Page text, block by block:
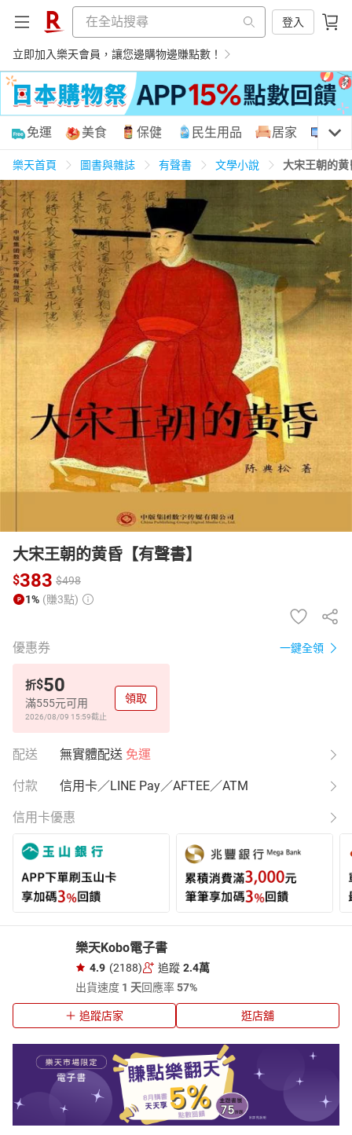
登入
立即加入樂天會員，讓您邊購物邊賺點數！
購物網分類
天天免運 美食蛋糕 養生保健 民生用品
居家生活 3C家電 運動休閒 親子玩具
男裝 化妝保養 情趣用品
日本購物 電子/紙本書
HOT
免運 美食 保健 民生用品 居家 3C
樂天首頁 圖書與雜誌 有聲書 文學小說 大宋王朝的
大宋王朝的黄昏【有聲書】
$383 $498
1% (賺3點)
優惠券 一鍵全領
折$50
滿555元可用
2026/08/09 15:59截止
領取
配送 無實體配送 免運
付款 信用卡／LINE Pay／AFTEE／ATM
信用卡優惠
樂天Kobo電子書
4.9 (2188) 追蹤 2.4萬
出貨速度 1 天回應率57%
追蹤店家 逛店舖